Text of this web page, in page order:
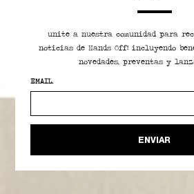
unite a nuestra comunidad para
noticias de Hands Off! incluyendo
novedades, preventas y
EMAIL.
ENVIAR